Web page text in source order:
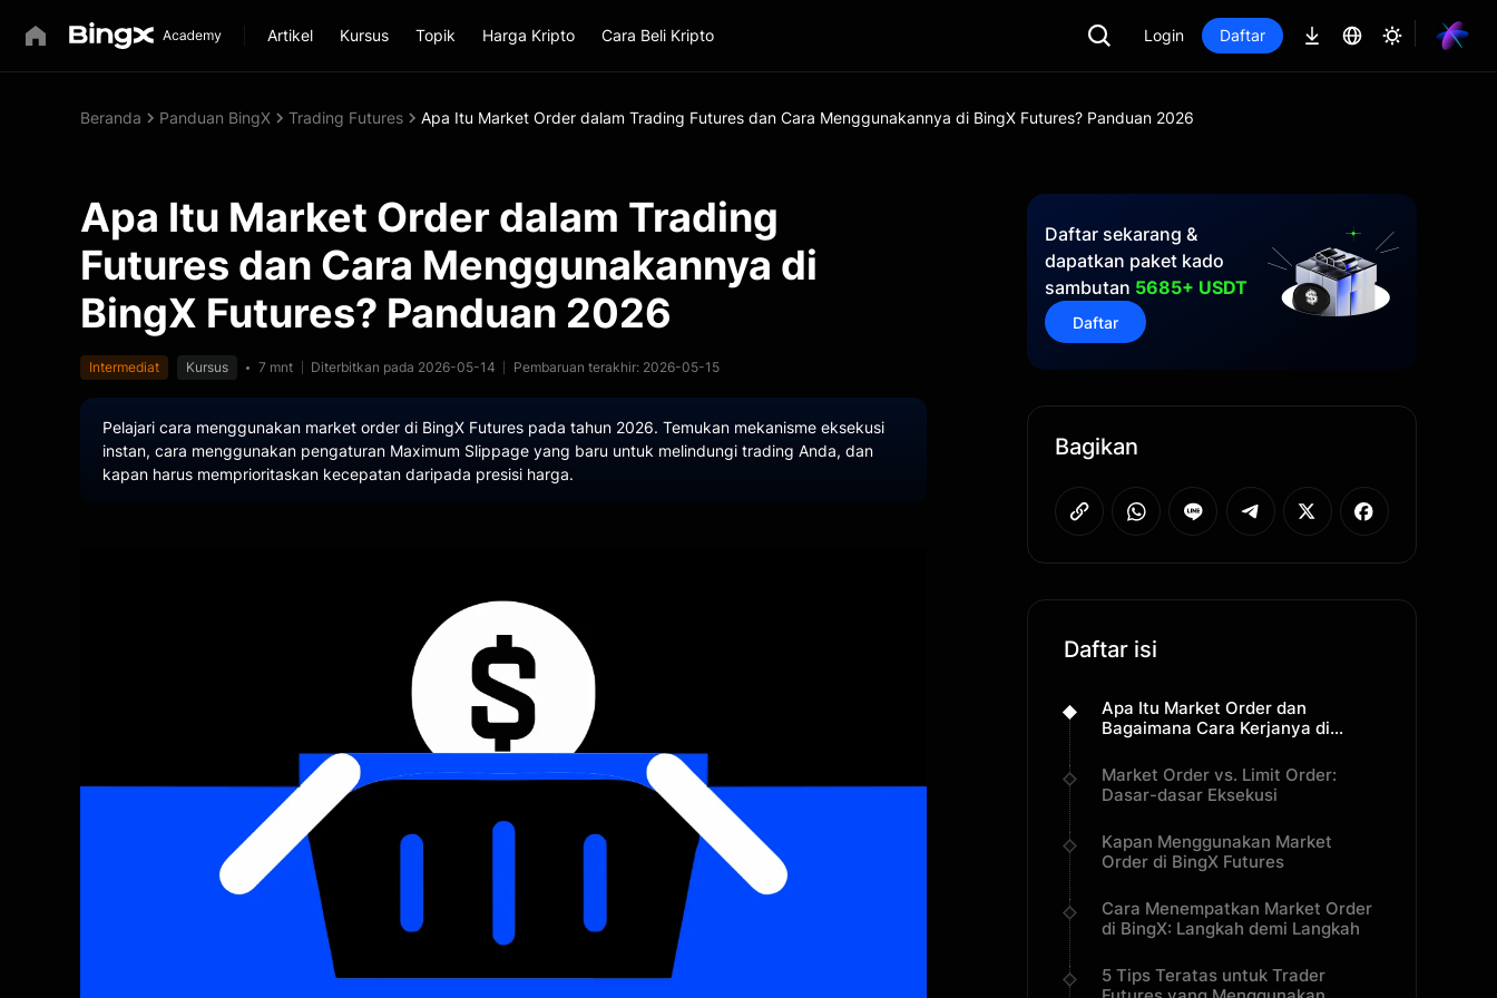
Artikel Kursus Topik Harga Kripto Cara Beli Kripto Login Daftar
Beranda Panduan BingX Trading Futures Apa Itu Market Order dalam Trading Futures dan Cara Menggunakannya di BingX Futures? Panduan 2026
Apa Itu Market Order dalam Trading
Futures dan Cara Menggunakannya di
BingX Futures? Panduan 2026
Intermediat Kursus 7 mnt Diterbitkan pada 2026-05-14 Pembaruan terakhir: 2026-05-15
Pelajari cara menggunakan market order di BingX Futures pada tahun 2026. Temukan mekanisme eksekusi
instan, cara menggunakan pengaturan Maximum Slippage yang baru untuk melindungi trading Anda, dan
kapan harus memprioritaskan kecepatan daripada presisi harga.
Daftar sekarang &
dapatkan paket kado
sambutan 5685+ USDT
Daftar
Bagikan
Daftar isi
Apa Itu Market Order dan
Bagaimana Cara Kerjanya di
Market Order vs. Limit Order:
Dasar-dasar Eksekusi
Kapan Menggunakan Market
Order di BingX Futures
Cara Menempatkan Market Order
di BingX: Langkah demi Langkah
5 Tips Teratas untuk Trader